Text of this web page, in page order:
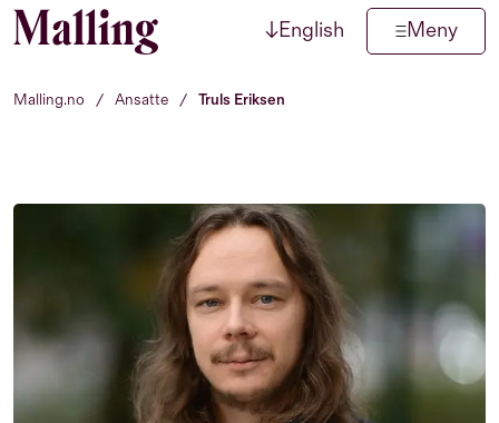
Hopp til innhold ↓English Meny
Malling.no / Ansatte / Truls Eriksen